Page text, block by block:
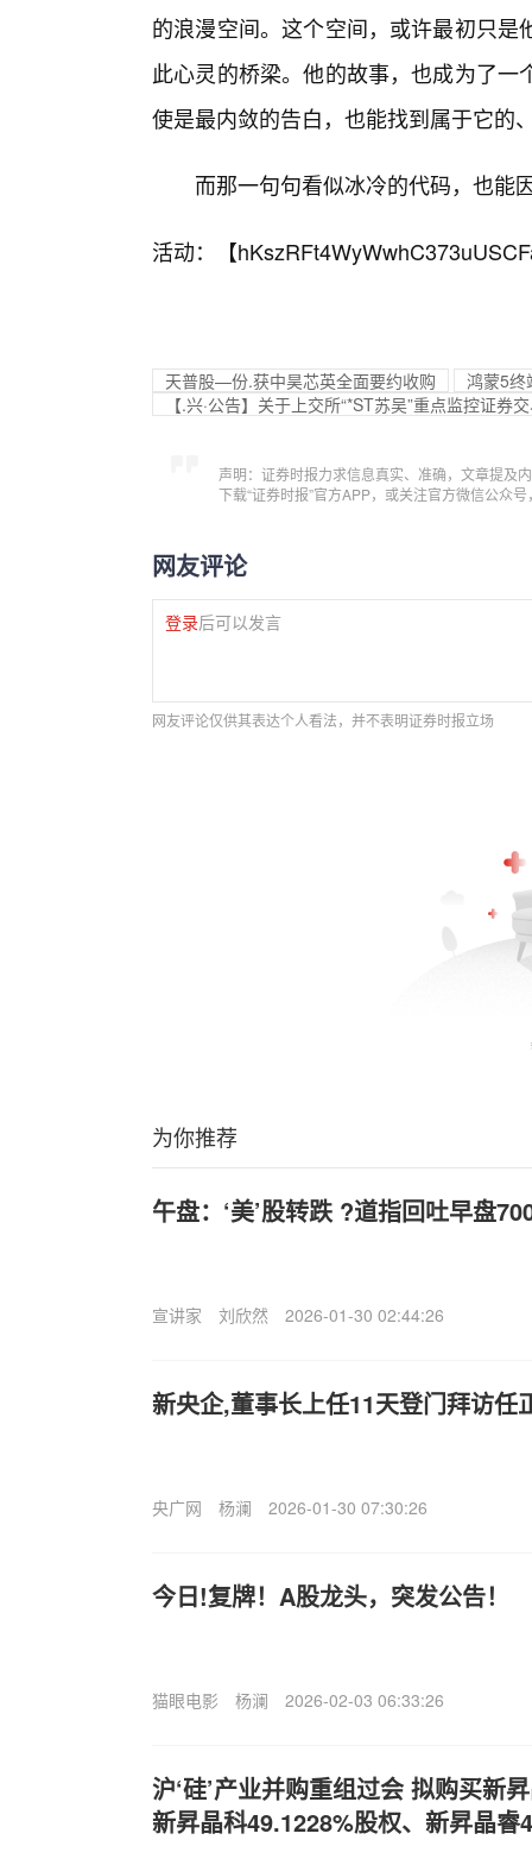
的浪漫空间。这个空间，或许最初只
此心灵的桥梁。他的故事，也成为了
使是最内敛的告白，也能找到属于它的
而那一句句看似冰冷的代码，也能
活动：【
天普股—份.获中昊芯英全面要约收购
鸿蒙5终
【.兴·公告】关于上交所“*ST苏吴”重点监控证券
声明：证券时报力求信息真实、准确，文章提及
下载“证券时报”官方APP，或关注官方微信公众
网友评论
登录后可以发言
网友评论仅供其表达个人看法，并不表明证券时报立场
为你推荐
午盘：‘美’股转跌 ?道指回吐早盘
宣讲家 刘欣然 2026-01-30 02:44:26
新央企,董事长上任11天登门拜访任
央广网 杨澜 2026-01-30 07:30:26
今日!复牌！A股龙头，突发公告！
猫眼电影 杨澜 2026-02-03 06:33:26
沪‘硅’产业并购重组过会 拟购买新
新昇晶科49.1228%股权、新昇晶睿